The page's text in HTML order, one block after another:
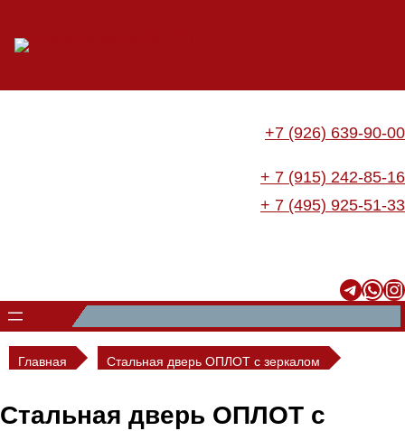
+7 (926) 639-90-00
+ 7 (915) 242-85-16
+ 7 (495) 925-51-33
TelegramWhatsApp Instagram
Главная Стальная дверь ОПЛОТ с зеркалом
Стальная дверь ОПЛОТ с